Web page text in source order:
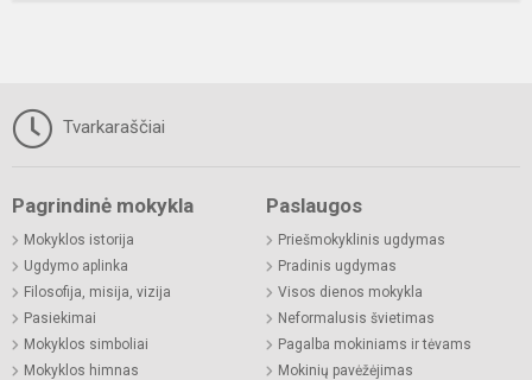
Tvarkaraščiai
Pagrindinė mokykla
Mokyklos istorija
Ugdymo aplinka
Filosofija, misija, vizija
Pasiekimai
Mokyklos simboliai
Mokyklos himnas
Paslaugos
Priešmokyklinis ugdymas
Pradinis ugdymas
Visos dienos mokykla
Neformalusis švietimas
Pagalba mokiniams ir tėvams
Mokinių pavėžėjimas